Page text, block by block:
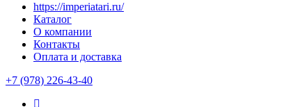
https://imperiatari.ru/
Каталог
О компании
Контакты
Оплата и доставка
+7 (978) 226-43-40